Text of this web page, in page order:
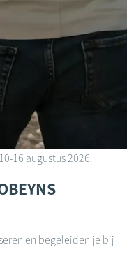
16 augustus 2026.
en begeleiden je bij